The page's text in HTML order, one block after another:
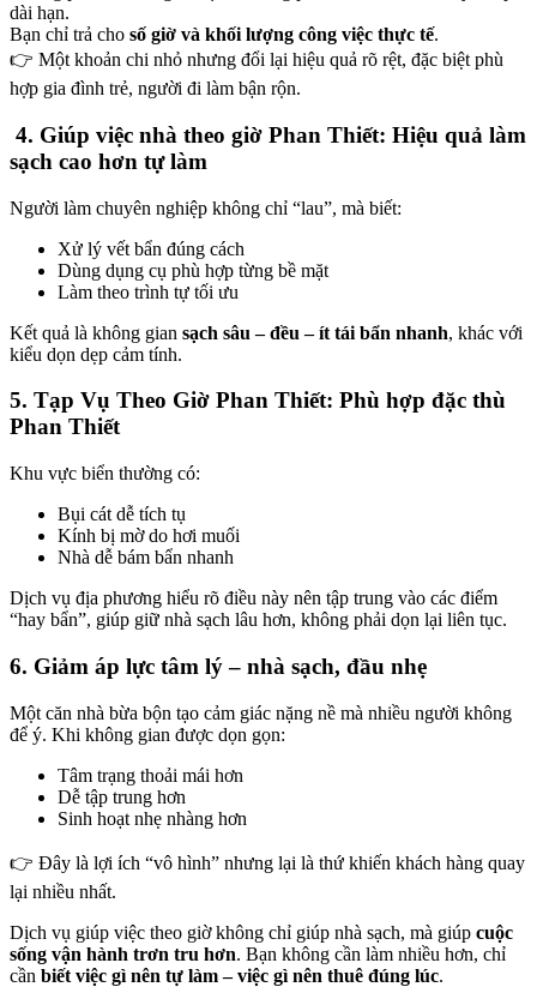
Panel
Panel
Panel
Panel
panel
sakarya
sakarya
panel
panel
dài hạn.
Bạn chỉ trả cho số giờ và khối lượng công việc thực tế.
👉 Một khoản chi nhỏ nhưng đổi lại hiệu quả rõ rệt, đặc biệt phù
hợp gia đình trẻ, người đi làm bận rộn.
4. Giúp việc nhà theo giờ Phan Thiết: Hiệu quả làm
sạch cao hơn tự làm
Người làm chuyên nghiệp không chỉ “lau”, mà biết:
Xử lý vết bẩn đúng cách
Dùng dụng cụ phù hợp từng bề mặt
Làm theo trình tự tối ưu
Kết quả là không gian sạch sâu – đều – ít tái bẩn nhanh, khác với
kiểu dọn dẹp cảm tính.
5. Tạp Vụ Theo Giờ Phan Thiết: Phù hợp đặc thù
Phan Thiết
Khu vực biển thường có:
Bụi cát dễ tích tụ
Kính bị mờ do hơi muối
Nhà dễ bám bẩn nhanh
Dịch vụ địa phương hiểu rõ điều này nên tập trung vào các điểm
“hay bẩn”, giúp giữ nhà sạch lâu hơn, không phải dọn lại liên tục.
6. Giảm áp lực tâm lý – nhà sạch, đầu nhẹ
Một căn nhà bừa bộn tạo cảm giác nặng nề mà nhiều người không
để ý. Khi không gian được dọn gọn:
Tâm trạng thoải mái hơn
Dễ tập trung hơn
Sinh hoạt nhẹ nhàng hơn
👉 Đây là lợi ích “vô hình” nhưng lại là thứ khiến khách hàng quay
lại nhiều nhất.
Dịch vụ giúp việc theo giờ không chỉ giúp nhà sạch, mà giúp cuộc
sống vận hành trơn tru hơn. Bạn không cần làm nhiều hơn, chỉ
cần biết việc gì nên tự làm – việc gì nên thuê đúng lúc.